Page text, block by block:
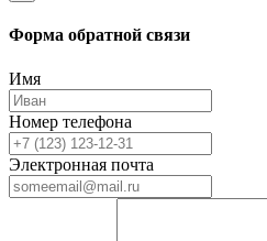
Форма обратной связи
Имя
Номер телефона
Электронная почта